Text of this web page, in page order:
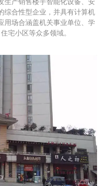
综合性型企业，并具有计算机
用场合涵盖机关事业单位、学
宅小区等众多领域。